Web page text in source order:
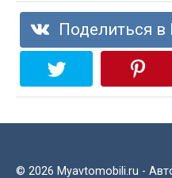
Поделиться в
© 2026 Myavtomobili.ru -